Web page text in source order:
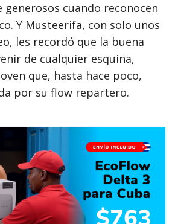
cuando reconocen
Y Musteerifa, con solo unos
les recordó que la buena
de cualquier esquina,
que, hasta hace poco,
por su flow repartero.